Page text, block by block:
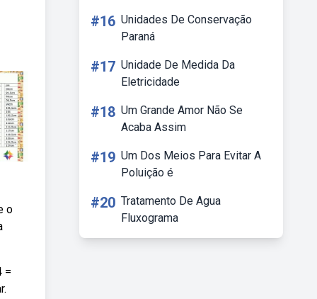
o
=
#16 Unidades De Conservação
Paraná
#17 Unidade De Medida Da
Eletricidade
#18 Um Grande Amor Não Se
Acaba Assim
#19 Um Dos Meios Para Evitar A
Poluição é
#20 Tratamento De Agua
Fluxograma